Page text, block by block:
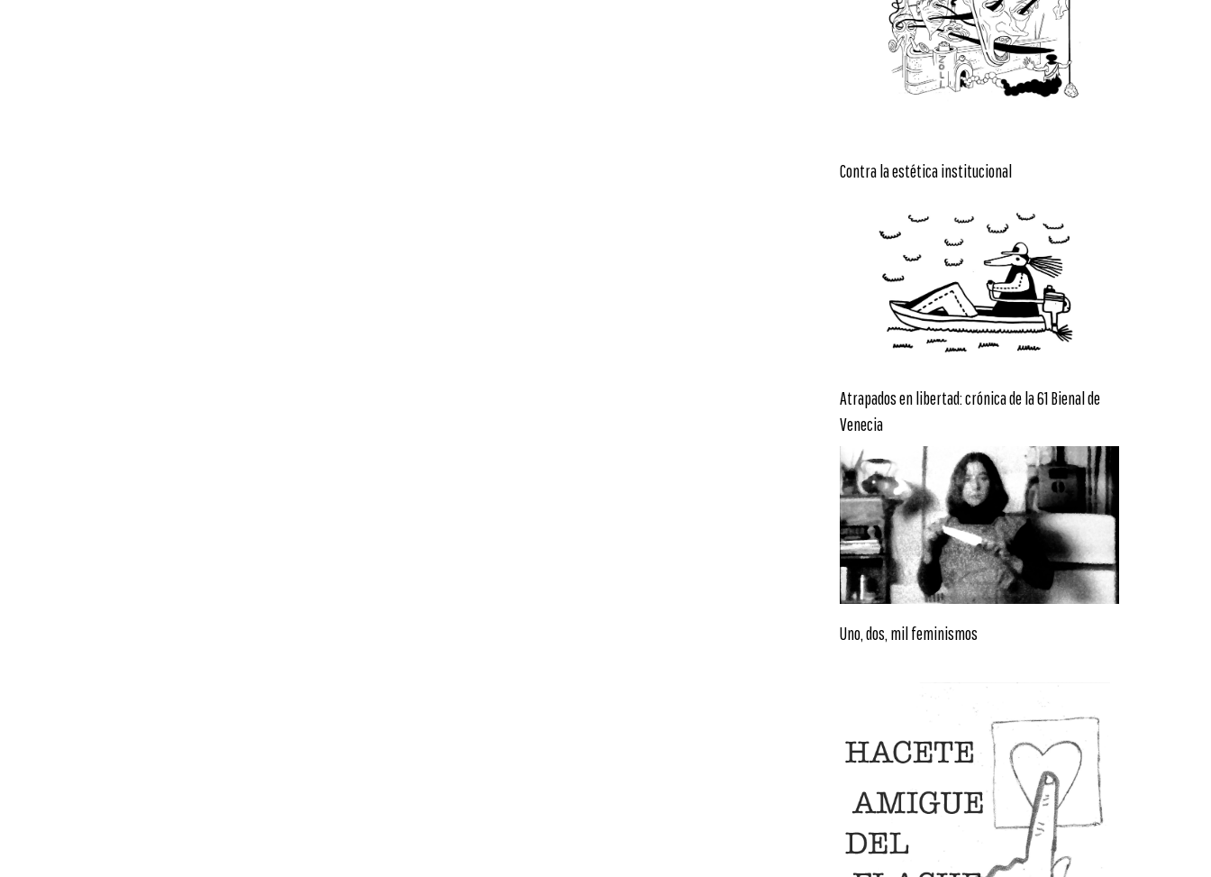
Contra la estética institucional
Atrapados en libertad: crónica de la 61 Bienal de
Venecia
Uno, dos, mil feminismos